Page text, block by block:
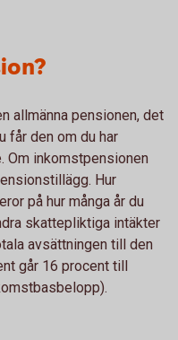
allmänna pensionen, det
får den om du har
Om inkomstpensionen
Hur
på hur många år du
skattepliktiga intäkter
avsättningen till den
går 16 procent till